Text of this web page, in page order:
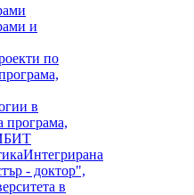
и
по
в
програма,
Интегрирана
- доктор",
в